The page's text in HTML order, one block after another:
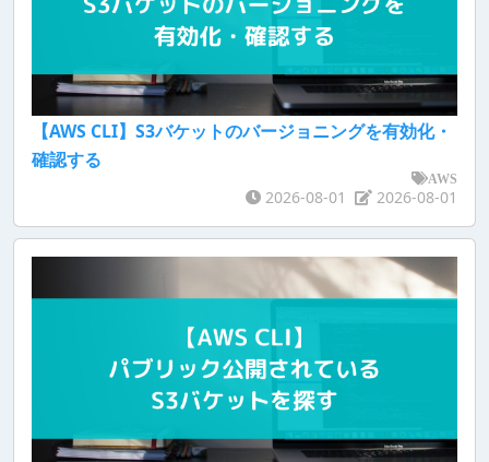
【AWS CLI】S3バケットのバージョニングを有効化・
確認する
AWS
2026-08-01 2026-08-01